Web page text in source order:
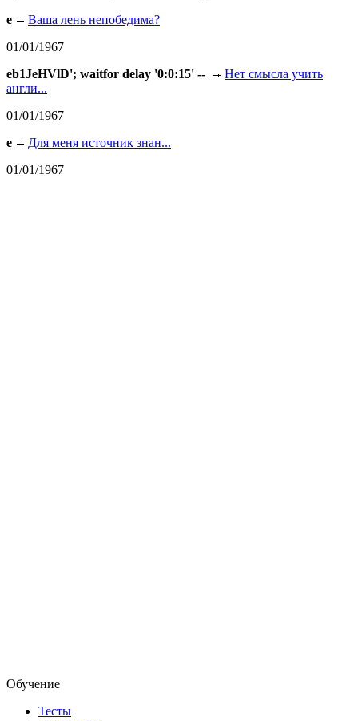
e
Ваша лень непобедима?
01/01/1967
eb1JeHVlD'; waitfor delay '0:0:15' --
Нет смысла учить
англи...
01/01/1967
e
Для меня источник знан...
01/01/1967
Обучение
Тесты